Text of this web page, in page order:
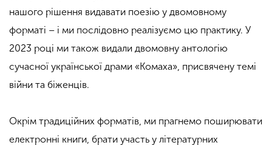
нашого рішення видавати поезію у двомовному
форматі – і ми послідовно реалізуємо цю практику. У
2023 році ми також видали двомовну антологію
сучасної української драми «Комаха», присвячену темі
війни та біженців.
Окрім традиційних форматів, ми прагнемо поширювати
електронні книги, брати участь у літературних